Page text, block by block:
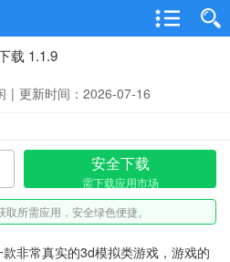
载 1.1.9
| 更新时间：2026-07-16
安全下载
需下载应用市场
所需应用，安全绿色便捷。
款非常真实的3d模拟类游戏，游戏的